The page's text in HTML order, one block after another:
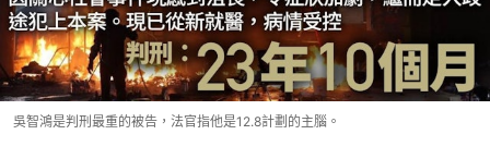
吳智鴻是判刑最重的被告，法官指他是12.8計劃的主腦。